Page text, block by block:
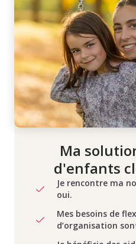
Ma
d'enfants
Je rencontre ma
oui.
Mes besoins de
d’organisation